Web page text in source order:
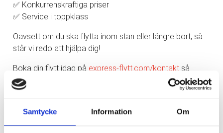
Samtycke Information Om
✅ Konkurrenskraftiga priser
✅ Service i toppklass
Oavsett om du ska flytta inom stan eller längre bort, så
står vi redo att hjälpa dig!
Boka din flytt idag på express-flytt.com/kontaktså
återkopplar vi snabbt.
✉️ info@express-flytt.com
☎️ 031-714 71 30